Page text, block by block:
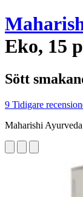
Eko, 15
Sött
9 Tidigare
Maharishi